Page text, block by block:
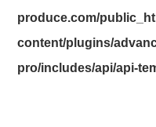
produce.com/
content/plugins/
pro/includes/api/api-